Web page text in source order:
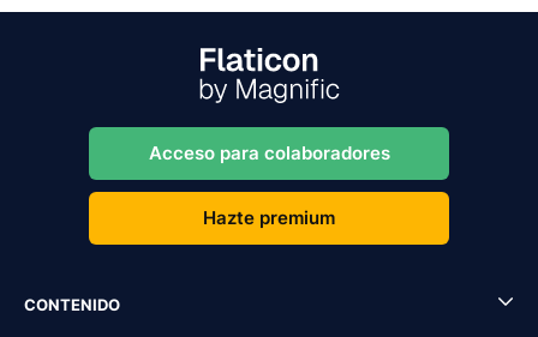
Acceso para colaboradores
Hazte premium
CONTENIDO